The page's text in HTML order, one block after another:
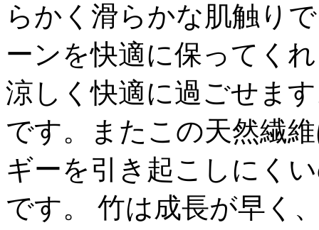
らかく滑らかな肌触り
ーンを快適に保ってく
涼しく快適に過ごせま
です。またこの天然繊
ギーを引き起こしにく
です。 竹は成長が早く